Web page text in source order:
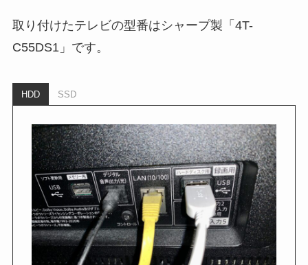
取り付けたテレビの型番はシャープ製「4T-
C55DS1」です。
HDD SSD